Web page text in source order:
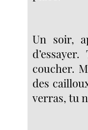
Un soir,
coucher.
des
verras, tu